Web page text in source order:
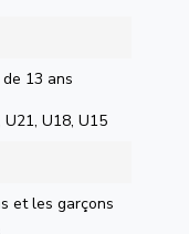
13 ans
U18, U15
et les garçons